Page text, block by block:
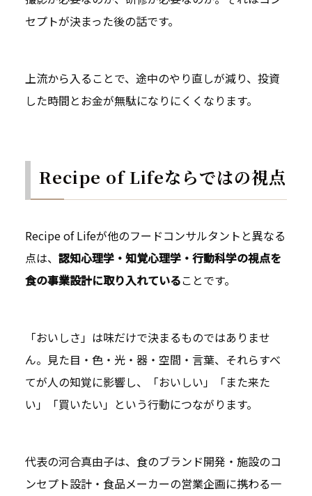
セプトが決まった後の話です。
上流から入ることで、途中のやり直しが減り、投資
した時間とお金が無駄になりにくくなります。
Recipe of Lifeならではの視点
Recipe of Lifeが他のフードコンサルタントと異なる
点は、 認知心理学・知覚心理学・行動科学の視点を
食の事業設計に取り入れていることです。
「おいしさ」は味だけで決まるものではありませ
ん。見た目・色・光・器・空間・言葉、それらすべ
てが人の知覚に影響し、「おいしい」「また来た
い」「買いたい」という行動につながります。
代表の河合真由子は、食のブランド開発・施設のコ
ンセプト設計・食品メーカーの営業企画に携わる一